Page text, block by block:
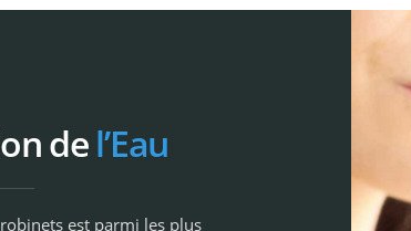
del’Eau
est parmi les plus